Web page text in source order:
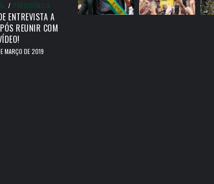
/ PRESIDÊNCIA
ENTREVISTA A
REUNIR COM
MARÇO DE 2019